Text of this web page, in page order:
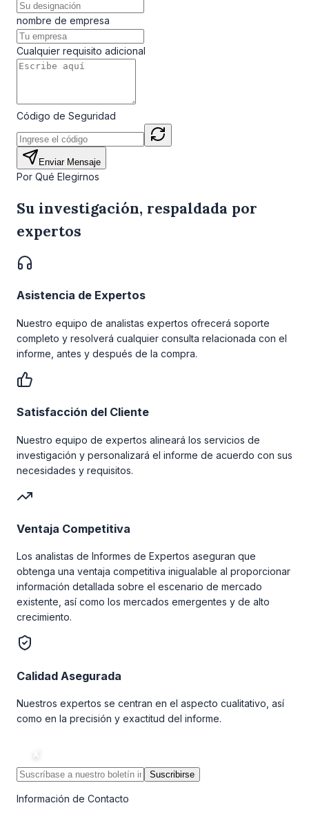
nombre de empresa
Cualquier requisito adicional
Código de Seguridad
Enviar Mensaje
Por Qué Elegirnos
Su investigación, respaldada por
expertos
Asistencia de Expertos
Nuestro equipo de analistas expertos ofrecerá soporte
completo y resolverá cualquier consulta relacionada con el
informe, antes y después de la compra.
Satisfacción del Cliente
Nuestro equipo de expertos alineará los servicios de
investigación y personalizará el informe de acuerdo con sus
necesidades y requisitos.
Ventaja Competitiva
Los analistas de Informes de Expertos aseguran que
obtenga una ventaja competitiva inigualable al proporcionar
información detallada sobre el escenario de mercado
existente, así como los mercados emergentes y de alto
crecimiento.
Calidad Asegurada
Nuestros expertos se centran en el aspecto cualitativo, así
como en la precisión y exactitud del informe.
Suscribirse
Información de Contacto